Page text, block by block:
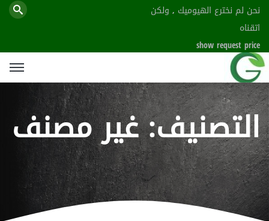
نحن لم نخترع الهيوميك , ولكن
اتقناه
show request price
التصنيف:غير مصنف